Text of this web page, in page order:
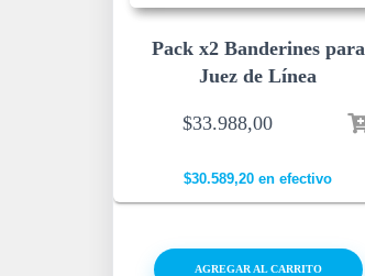
Pack x2 Banderines para
Juez de Línea
$33.988,00
$30.589,20 en efectivo
AGREGAR AL CARRITO